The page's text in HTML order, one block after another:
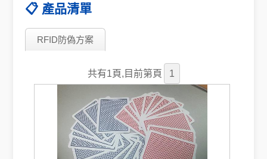
📋 產品清單
RFID防偽方案
共有1頁,目前第頁 1